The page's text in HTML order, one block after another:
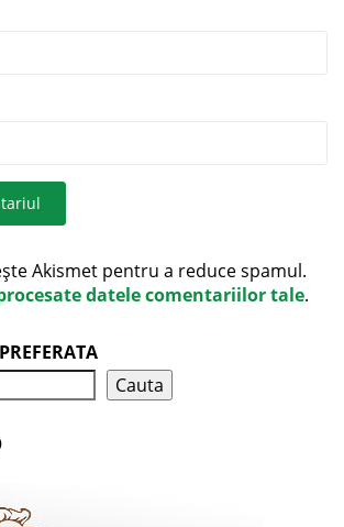
Akismet pentru a reduce spamul.
datele comentariilor tale.
Cauta